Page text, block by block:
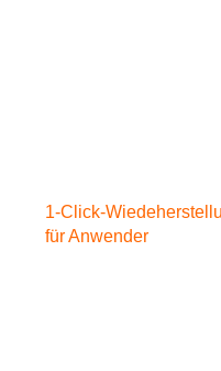
1-Click-
für Anwender